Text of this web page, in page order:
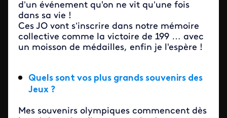
d’un événement qu'on ne vit qu’une fois
dans sa vie !
Ces JO vont s’inscrire dans notre mémoire
collective comme la victoire de 199 … avec
un moisson de médailles, enfin je l'espère !
Quels sont vos plus grands souvenirs des
Jeux ?
Mes souvenirs olympiques commencent dès